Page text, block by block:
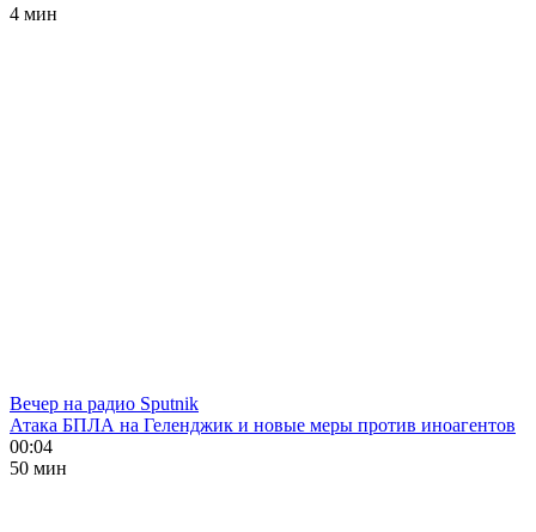
4 мин
Вечер на радио Sputnik
Атака БПЛА на Геленджик и новые меры против иноагентов
00:04
50 мин